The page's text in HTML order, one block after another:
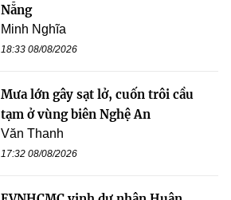
Nẵng
Minh Nghĩa
18:33 08/08/2026
Mưa lớn gây sạt lở, cuốn trôi cầu
tạm ở vùng biên Nghệ An
Văn Thanh
17:32 08/08/2026